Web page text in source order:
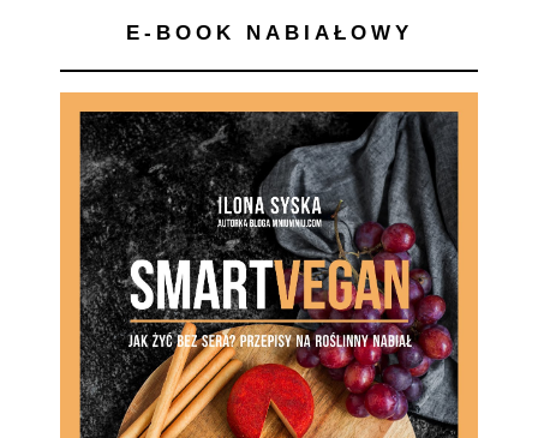
E-BOOK NABIAŁOWY